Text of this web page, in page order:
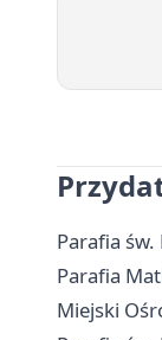
Parafia
Parafia
Miejski